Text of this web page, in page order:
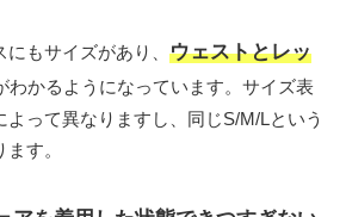
もサイズがあり、 ウェストとレッ
わかるようになっています。サイズ表
って異なりますし、同じS/M/Lという
す。